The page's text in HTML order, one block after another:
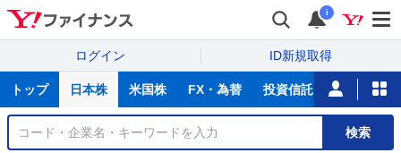
i
ログイン ID新規取得
サ
トップ 日本株 米国株 FX・為替 投資信託 ニュース
銘
検索